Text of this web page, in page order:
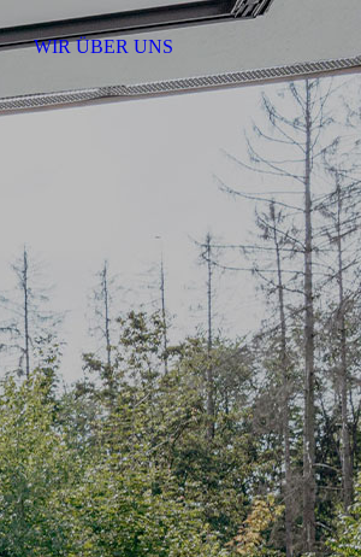
WIR ÜBER UNS